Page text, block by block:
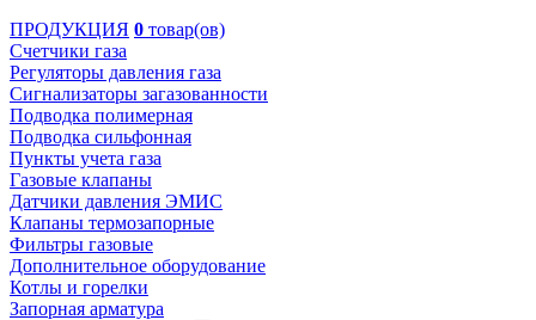
ПРОДУКЦИЯ 0 товар(ов)
Счетчики газа
Регуляторы давления газа
Сигнализаторы загазованности
Подводка полимерная
Подводка сильфонная
Пункты учета газа
Газовые клапаны
Датчики давления ЭМИС
Клапаны термозапорные
Фильтры газовые
Дополнительное оборудование
Котлы и горелки
Запорная арматура